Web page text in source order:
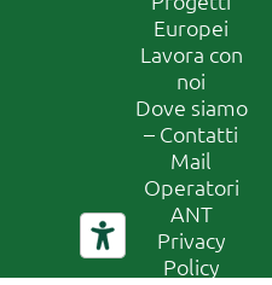
Europei
Lavora con
noi
Dove siamo
– Contatti
Mail
Operatori
ANT
Privacy
Policy